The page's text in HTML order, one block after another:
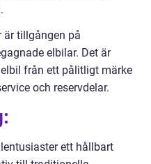
är tillgången på
elbilar. Det är
från ett pålitligt märke
och reservdelar.
ett hållbart